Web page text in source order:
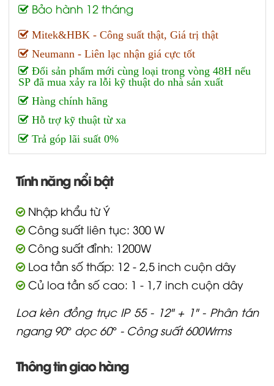
Bảo hành 12 tháng
Mitek&HBK - Công suất thật, Giá trị thật
Neumann - Liên lạc nhận giá cực tốt
Đổi sản phẩm mới cùng loại trong vòng 48H nếu
SP đã mua xảy ra lỗi kỹ thuật do nhà sản xuất
Hàng chính hãng
Hỗ trợ kỹ thuật từ xa
Trả góp lãi suất 0%
Tính năng nổi bật
Nhập khẩu từ Ý
Công suất liên tục: 300 W
Công suất đỉnh: 1200W
Loa tần số thấp: 12 - 2,5 inch cuộn dây
Củ loa tần số cao: 1 - 1,7 inch cuộn dây
Loa kèn đồng trục IP 55 - 12" + 1" - Phân tán
ngang 90° dọc 60° - Công suất 600Wrms
Thông tin giao hàng